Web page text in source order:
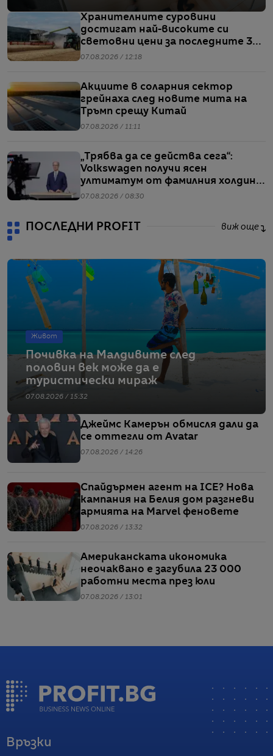
Хранителните суровини
достигат най-високите си
световни цени за последните 3
години
07.08.2026 / 12:18
Акциите в соларния сектор
грейнаха след новите мита на
Тръмп срещу Китай
07.08.2026 / 11:11
„Трябва да се действа сега“:
Volkswagen получи ясен
ултиматум от фамилния холдинг
начело на групата
07.08.2026 / 08:30
ПОСЛЕДНИ PROFIT виж още
Живот
Почивка на Малдивите след
половин век може да е
туристически мираж
07.08.2026 / 15:32
Джеймс Камерън обмисля дали да
се оттегли от Avatar
07.08.2026 / 14:26
Спайдърмен агент на ICE? Нова
кампания на Белия дом разгневи
армията на Marvel феновете
07.08.2026 / 13:32
Американската икономика
неочаквано е загубила 23 000
работни места през юли
07.08.2026 / 13:01
Връзки